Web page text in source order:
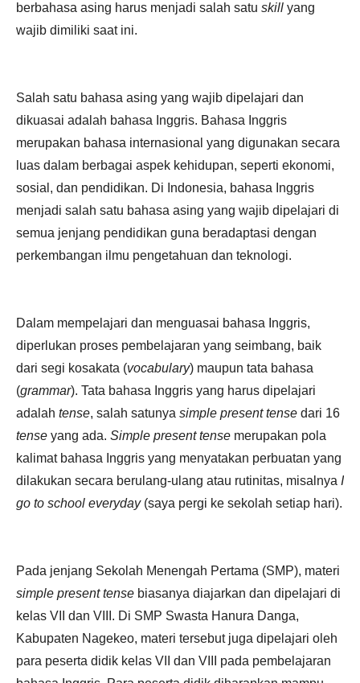
berbahasa asing harus menjadi salah satu skill yang
wajib dimiliki saat ini.
Salah satu bahasa asing yang wajib dipelajari dan
dikuasai adalah bahasa Inggris. Bahasa Inggris
merupakan bahasa internasional yang digunakan secara
luas dalam berbagai aspek kehidupan, seperti ekonomi,
sosial, dan pendidikan. Di Indonesia, bahasa Inggris
menjadi salah satu bahasa asing yang wajib dipelajari di
semua jenjang pendidikan guna beradaptasi dengan
perkembangan ilmu pengetahuan dan teknologi.
Dalam mempelajari dan menguasai bahasa Inggris,
diperlukan proses pembelajaran yang seimbang, baik
dari segi kosakata (vocabulary) maupun tata bahasa
(grammar). Tata bahasa Inggris yang harus dipelajari
adalah tense, salah satunya simple present tense dari 16
tense yang ada. Simple present tense merupakan pola
kalimat bahasa Inggris yang menyatakan perbuatan yang
dilakukan secara berulang-ulang atau rutinitas, misalnya I
go to school everyday (saya pergi ke sekolah setiap hari).
Pada jenjang Sekolah Menengah Pertama (SMP), materi
simple present tense biasanya diajarkan dan dipelajari di
kelas VII dan VIII. Di SMP Swasta Hanura Danga,
Kabupaten Nagekeo, materi tersebut juga dipelajari oleh
para peserta didik kelas VII dan VIII pada pembelajaran